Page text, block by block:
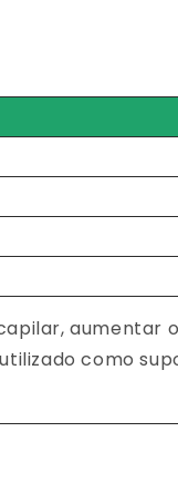
aumentar
como